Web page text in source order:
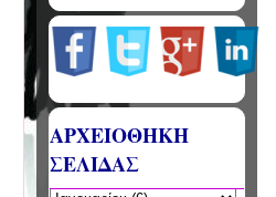
ΑΡΧΕΙΟΘΗΚΗ
ΣΕΛΙΔΑΣ